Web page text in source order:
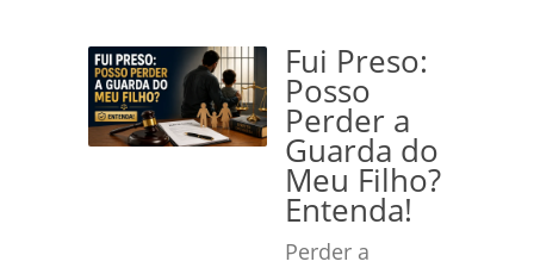
Fui Preso:
Posso
Perder a
Guarda do
Meu Filho?
Entenda!
Perder a